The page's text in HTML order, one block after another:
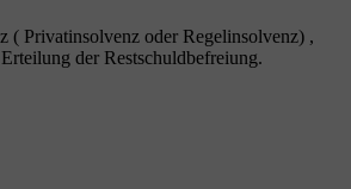
( Privatinsolvenz oder Regelinsolvenz) ,
der Restschuldbefreiung.